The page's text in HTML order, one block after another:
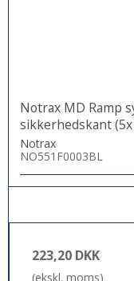
Notrax MD Ramp
sikkerhedskant
Notrax
NO551F0003BL
223,20 DKK
(ekskl. moms)